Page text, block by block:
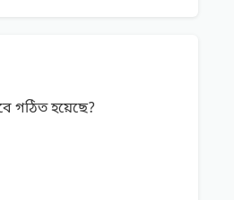
গঠিত হয়েছে?